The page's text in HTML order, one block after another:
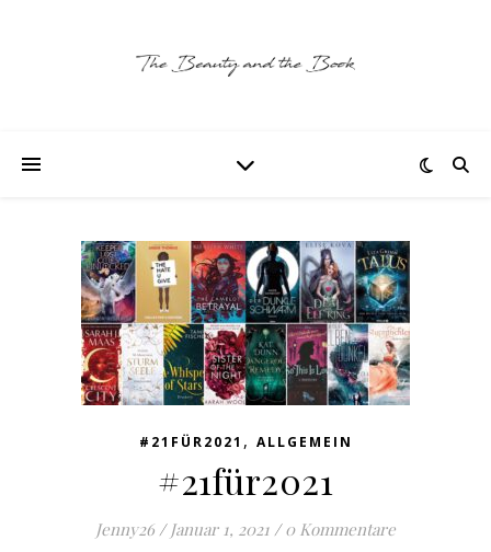
#21FÜR2021 , ALLGEMEIN
#21für2021
Jenny26 / Januar 1, 2021 / 0 Kommentare